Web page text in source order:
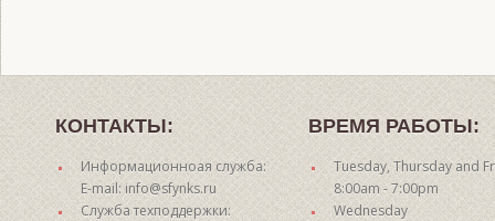
КОНТАКТЫ:
Информационноая служба:
E-mail: info@sfynks.ru
Служба техподдержки:
ВРЕМЯ РАБОТЫ:
Tuesday, Thursday and
8:00am - 7:00pm
Wednesday